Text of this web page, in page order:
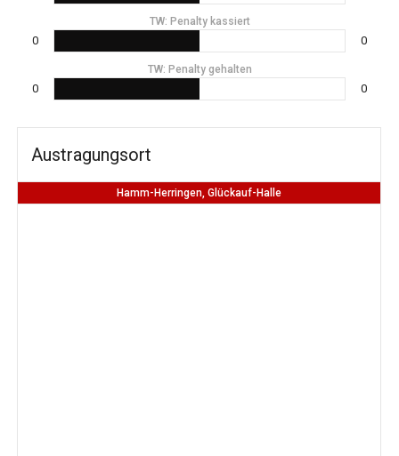
TW: Penalty kassiert
0 0
TW: Penalty gehalten
0 0
Austragungsort
Hamm-Herringen, Glückauf-Halle